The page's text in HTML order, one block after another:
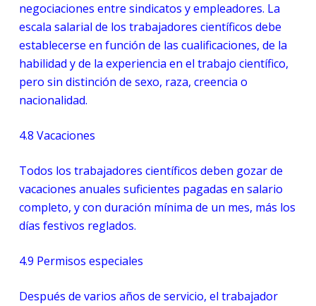
negociaciones entre sindicatos y empleadores. La
escala salarial de los trabajadores científicos debe
establecerse en función de las cualificaciones, de la
habilidad y de la experiencia en el trabajo científico,
pero sin distinción de sexo, raza, creencia o
nacionalidad.
4.8 Vacaciones
Todos los trabajadores científicos deben gozar de
vacaciones anuales suficientes pagadas en salario
completo, y con duración mínima de un mes, más los
días festivos reglados.
4.9 Permisos especiales
Después de varios años de servicio, el trabajador